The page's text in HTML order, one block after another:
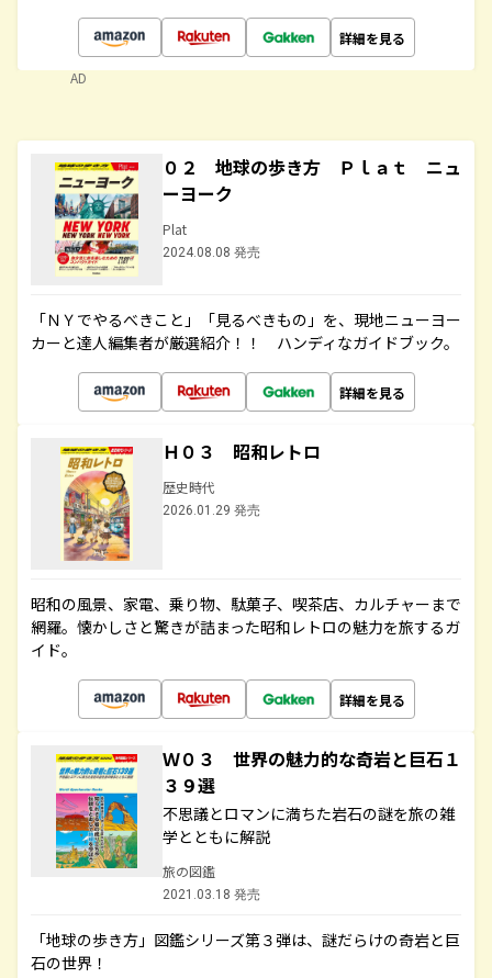
詳細を見る
AD
０２ 地球の歩き方 Ｐｌａｔ ニュ
ーヨーク
Plat
2024.08.08 発売
「ＮＹでやるべきこと」「見るべきもの」を、現地ニューヨー
カーと達人編集者が厳選紹介！！ ハンディなガイドブック。
詳細を見る
Ｈ０３ 昭和レトロ
歴史時代
2026.01.29 発売
昭和の風景、家電、乗り物、駄菓子、喫茶店、カルチャーまで
網羅。懐かしさと驚きが詰まった昭和レトロの魅力を旅するガ
イド。
詳細を見る
Ｗ０３ 世界の魅力的な奇岩と巨石１
３９選
不思議とロマンに満ちた岩石の謎を旅の雑
学とともに解説
旅の図鑑
2021.03.18 発売
「地球の歩き方」図鑑シリーズ第３弾は、謎だらけの奇岩と巨
石の世界！